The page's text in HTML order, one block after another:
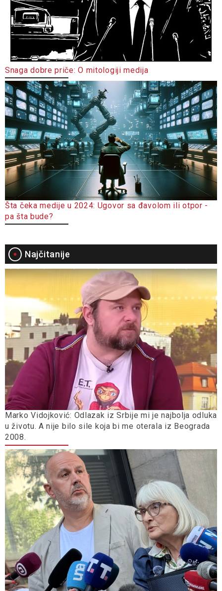
Snaga dobre priče: O mitologiji medija
Šta čeka medije u 2024: Ugovor sa đavolom ili otpor -
pa šta bude?
Najčitanije
Marko Vidojković: Odlazak iz Srbije mi je najbolja odluka
u životu. A nije bilo sile koja bi me oterala iz Beograda
2008.